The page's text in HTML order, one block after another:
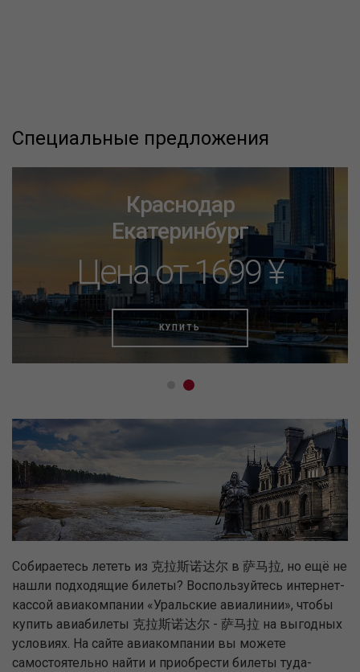
Специальные предложения
Краснодар
Екатеринбург
Цена от 1699 ¥
КУПИТЬ
Собираетесь лететь из 克拉斯诺达尔 в 萨马拉, но ещё не
нашли подходящие билеты? Воспользуйтесь интернет-
кассой авиакомпании «Уральские авиалинии», чтобы
купить авиабилеты 克拉斯诺达尔 - 萨马拉 на выгодных
условиях. На сайте авиакомпании вы можете
самостоятельно найти и приобрести билеты туда-